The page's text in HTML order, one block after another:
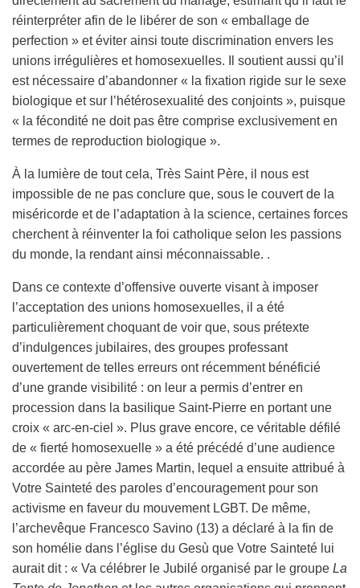
réinterpréter afin de le libérer de son « emballage de
perfection » et éviter ainsi toute discrimination envers les
unions irrégulières et homosexuelles. Il soutient aussi qu’il
est nécessaire d’abandonner « la fixation rigide sur le sexe
biologique et sur l’hétérosexualité des conjoints », puisque
« la fécondité ne doit pas être comprise exclusivement en
termes de reproduction biologique ».
À la lumière de tout cela, Très Saint Père, il nous est
impossible de ne pas conclure que, sous le couvert de la
miséricorde et de l’adaptation à la science, certaines forces
cherchent à réinventer la foi catholique selon les passions
du monde, la rendant ainsi méconnaissable. .
Dans ce contexte d’offensive ouverte visant à imposer
l’acceptation des unions homosexuelles, il a été
particulièrement choquant de voir que, sous prétexte
d’indulgences jubilaires, des groupes professant
ouvertement de telles erreurs ont récemment bénéficié
d’une grande visibilité : on leur a permis d’entrer en
procession dans la basilique Saint-Pierre en portant une
croix « arc-en-ciel ». Plus grave encore, ce véritable défilé
de « fierté homosexuelle » a été précédé d’une audience
accordée au père James Martin, lequel a ensuite attribué à
Votre Sainteté des paroles d’encouragement pour son
activisme en faveur du mouvement LGBT. De même,
l’archevêque Francesco Savino (13) a déclaré à la fin de
son homélie dans l’église du Gesù que Votre Sainteté lui
aurait dit : « Va célébrer le Jubilé organisé par le groupe La